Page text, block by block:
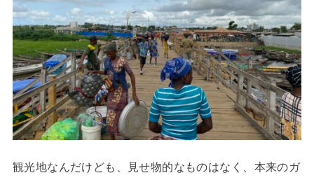
観光地なんだけども、見せ物的なものはなく、本来のガ